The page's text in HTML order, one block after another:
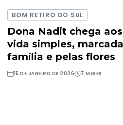
BOM RETIRO DO SUL
Dona Nadit chega
vida simples,
família e pelas flores
15 DE JANEIRO DE 2026 7 MESES